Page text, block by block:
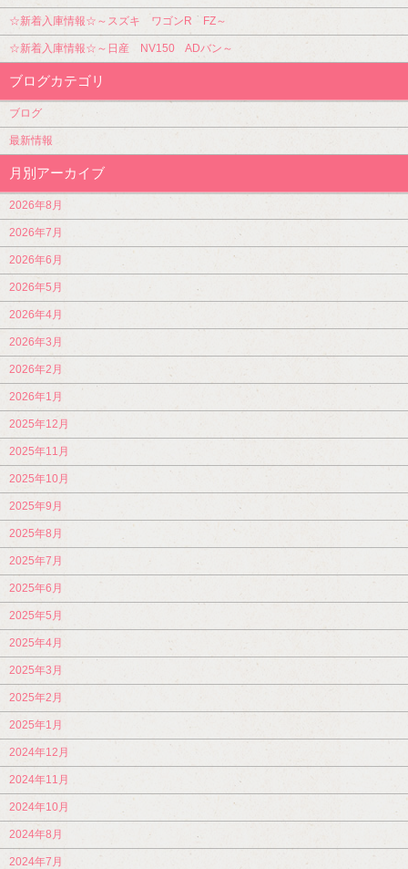
☆新着入庫情報☆～スズキ ワゴンR FZ～
☆新着入庫情報☆～日産 NV150 ADバン～
ブログカテゴリ
ブログ
最新情報
月別アーカイブ
2026年8月
2026年7月
2026年6月
2026年5月
2026年4月
2026年3月
2026年2月
2026年1月
2025年12月
2025年11月
2025年10月
2025年9月
2025年8月
2025年7月
2025年6月
2025年5月
2025年4月
2025年3月
2025年2月
2025年1月
2024年12月
2024年11月
2024年10月
2024年8月
2024年7月